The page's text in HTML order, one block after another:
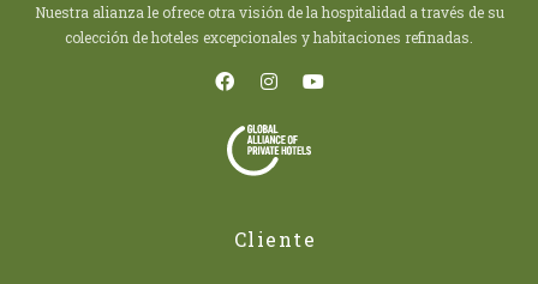
Nuestra alianza le ofrece otra visión de la hospitalidad a través de su
colección de hoteles excepcionales y habitaciones refinadas.
Cliente